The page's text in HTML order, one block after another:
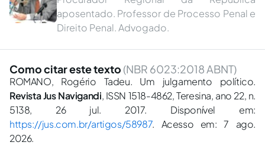
aposentado. Professor de Processo Penal e
Direito Penal. Advogado.
Como citar este texto (NBR 6023:2018 ABNT)
ROMANO, Rogério Tadeu. Um julgamento político.
Revista Jus Navigandi, ISSN 1518-4862, Teresina, ano 22, n.
5138, 26 jul. 2017. Disponível em:
https://jus.com.br/artigos/58987. Acesso em: 7 ago.
2026.